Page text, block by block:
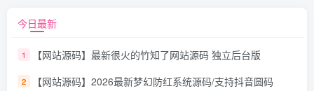
今日最新
1 【网站源码】最新很火的竹知了网站源码 独立后台版
2 【网站源码】2026最新梦幻防红系统源码/支持抖音圆码